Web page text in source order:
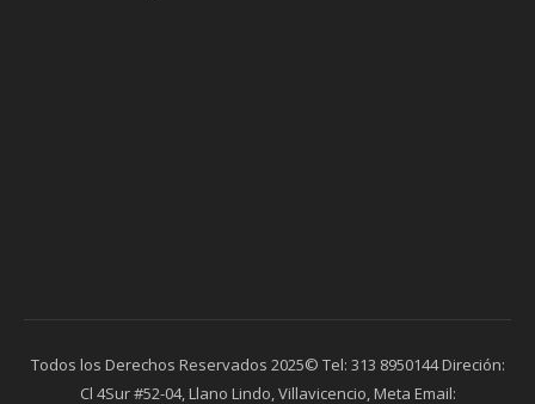
Todos los Derechos Reservados 2025© Tel: 313 8950144 Direción:
Cl 4Sur #52-04, Llano Lindo, Villavicencio, Meta Email: